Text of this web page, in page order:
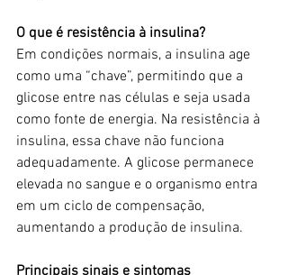
O que é resistência à insulina?
Em condições normais, a insulina age
como uma “chave”, permitindo que a
glicose entre nas células e seja usada
como fonte de energia. Na resistência à
insulina, essa chave não funciona
adequadamente. A glicose permanece
elevada no sangue e o organismo entra
em um ciclo de compensação,
aumentando a produção de insulina.
Principais sinais e sintomas